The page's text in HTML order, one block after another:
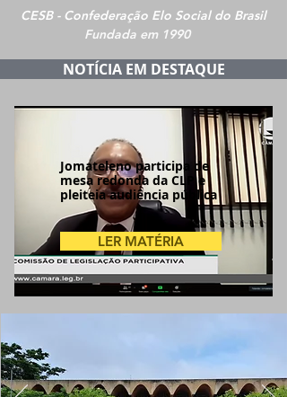
CESB - Confederação Elo Social do Brasil
Fundada em 1990
NOTÍCIA EM DESTAQUE
Jomateleno participa de
mesa redonda da CLP e
pleiteia audiência pública
LER MATÉRIA